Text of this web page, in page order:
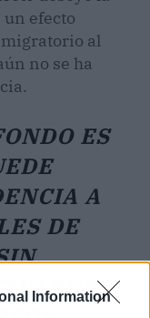
Information
efecto
al
no se ha
ES
A
DE
SUS